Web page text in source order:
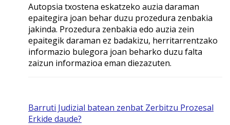
Autopsia txostena eskatzeko auzia daraman
epaitegira joan behar duzu prozedura zenbakia
jakinda. Prozedura zenbakia edo auzia zein
epaitegik daraman ez badakizu, herritarrentzako
informazio bulegora joan beharko duzu falta
zaizun informazioa eman diezazuten.
Barruti Judizial batean zenbat Zerbitzu Prozesal
Erkide daude?